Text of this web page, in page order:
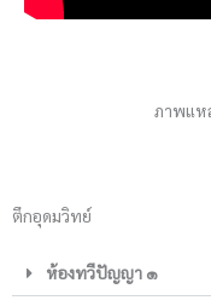
ภาพแหล่
ตึกอุดมวิทย์
ห้องทวีปัญญา ๑